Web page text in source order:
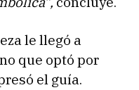
le llegó a
que optó por
el guía.